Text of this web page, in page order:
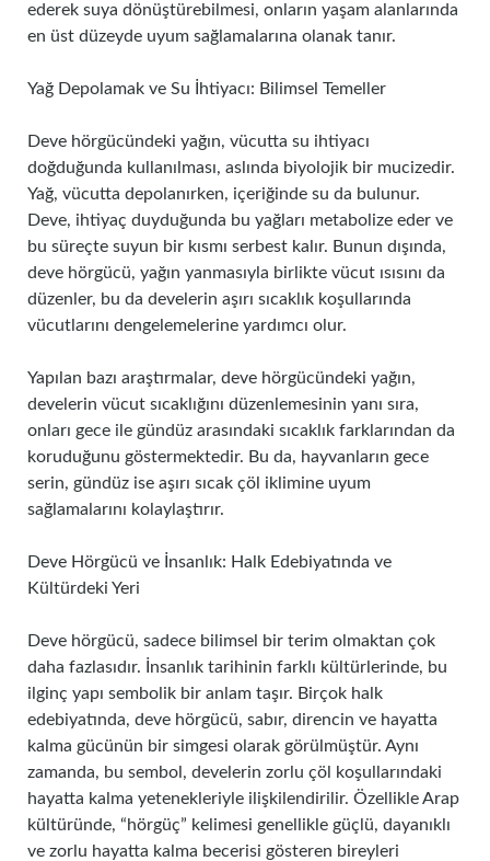
ederek suya dönüştürebilmesi, onların yaşam alanlarında
en üst düzeyde uyum sağlamalarına olanak tanır.
Yağ Depolamak ve Su İhtiyacı: Bilimsel Temeller
Deve hörgücündeki yağın, vücutta su ihtiyacı
doğduğunda kullanılması, aslında biyolojik bir mucizedir.
Yağ, vücutta depolanırken, içeriğinde su da bulunur.
Deve, ihtiyaç duyduğunda bu yağları metabolize eder ve
bu süreçte suyun bir kısmı serbest kalır. Bunun dışında,
deve hörgücü, yağın yanmasıyla birlikte vücut ısısını da
düzenler, bu da develerin aşırı sıcaklık koşullarında
vücutlarını dengelemelerine yardımcı olur.
Yapılan bazı araştırmalar, deve hörgücündeki yağın,
develerin vücut sıcaklığını düzenlemesinin yanı sıra,
onları gece ile gündüz arasındaki sıcaklık farklarından da
koruduğunu göstermektedir. Bu da, hayvanların gece
serin, gündüz ise aşırı sıcak çöl iklimine uyum
sağlamalarını kolaylaştırır.
Deve Hörgücü ve İnsanlık: Halk Edebiyatında ve
Kültürdeki Yeri
Deve hörgücü, sadece bilimsel bir terim olmaktan çok
daha fazlasıdır. İnsanlık tarihinin farklı kültürlerinde, bu
ilginç yapı sembolik bir anlam taşır. Birçok halk
edebiyatında, deve hörgücü, sabır, direncin ve hayatta
kalma gücünün bir simgesi olarak görülmüştür. Aynı
zamanda, bu sembol, develerin zorlu çöl koşullarındaki
hayatta kalma yetenekleriyle ilişkilendirilir. Özellikle Arap
kültüründe, “hörgüç” kelimesi genellikle güçlü, dayanıklı
ve zorlu hayatta kalma becerisi gösteren bireyleri